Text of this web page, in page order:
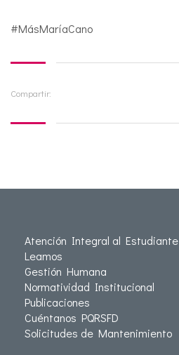
#MásMaríaCano
Compartir:
Atención Integral al Estudiante
Leamos
Gestión Humana
Normatividad Institucional
Publicaciones
Cuéntanos PQRSFD
Solicitudes de Mantenimiento